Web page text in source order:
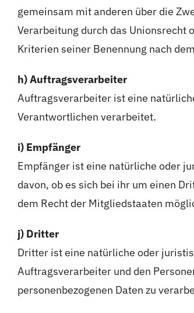
gemeinsam mit anderen über die
Verarbeitung durch das Unionsrecht
Kriterien seiner Benennung nach
h) Auftragsverarbeiter
Auftragsverarbeiter ist eine
Verantwortlichen verarbeitet.
i) Empfänger
Empfänger ist eine natürliche oder
davon, ob es sich bei ihr um einen
dem Recht der Mitgliedstaaten
j) Dritter
Dritter ist eine natürliche oder
Auftragsverarbeiter und den
personenbezogenen Daten zu